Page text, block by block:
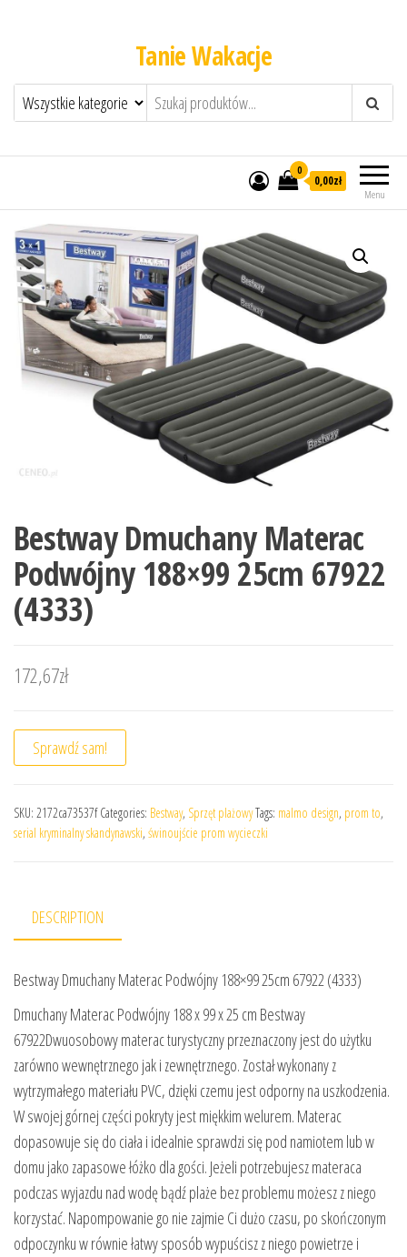
Tanie Wakacje
Menu
0
0,00zł
Bestway Dmuchany Materac
Podwójny 188×99 25cm 67922
(4333)
172,67zł
Sprawdź sam!
SKU: 2172ca73537f Categories: Bestway, Sprzęt plażowyTags: malmo design, prom to,
serial kryminalny skandynawski, świnoujście prom wycieczki
DESCRIPTION
Bestway Dmuchany Materac Podwójny 188×99 25cm 67922 (4333)
Dmuchany Materac Podwójny 188 x 99 x 25 cm Bestway
67922Dwuosobowy materac turystyczny przeznaczony jest do użytku
zarówno wewnętrznego jak i zewnętrznego. Został wykonany z
wytrzymałego materiału PVC, dzięki czemu jest odporny na uszkodzenia.
W swojej górnej części pokryty jest miękkim welurem. Materac
dopasowuje się do ciała i idealnie sprawdzi się pod namiotem lub w
domu jako zapasowe łóżko dla gości. Jeżeli potrzebujesz materaca
podczas wyjazdu nad wodę bądź plaże bez problemu możesz z niego
korzystać. Napompowanie go nie zajmie Ci dużo czasu, po skończonym
odpoczynku w równie łatwy sposób wypuścisz z niego powietrze i